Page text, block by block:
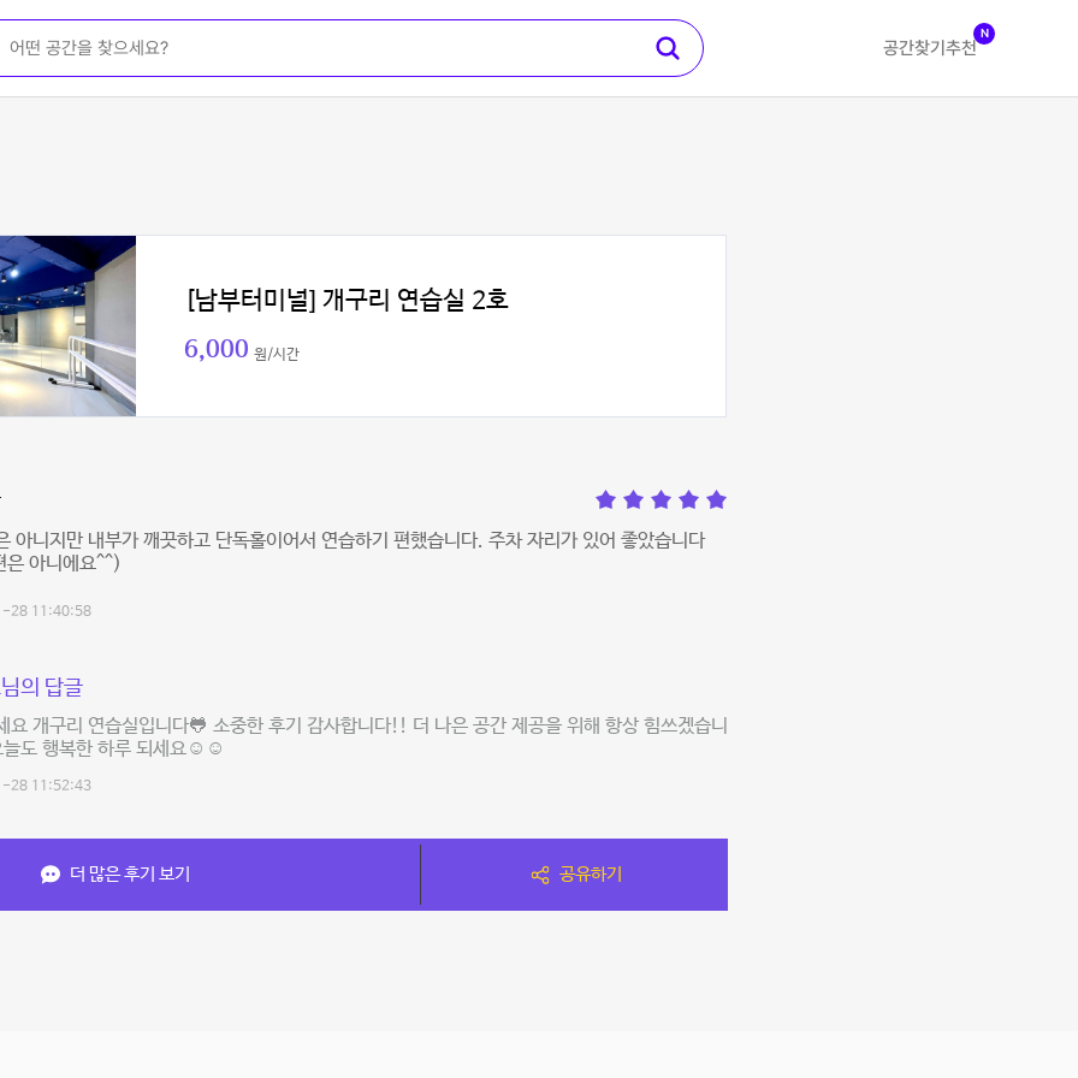
공간찾기 추천
N
[남부터미널] 개구리 연습실 2호
6,000 원/시간
아니지만 내부가 깨끗하고 단독홀이어서 연습하기 편했습니다. 주차 자리가 있어 좋았습니다
은 아니에요^^)
28 11:40:58
의 답글
요 개구리 연습실입니다🐸 소중한 후기 감사합니다!! 더 나은 공간 제공을 위해 항상 힘쓰겠습니
도 행복한 하루 되세요☺️☺️
28 11:52:43
더 많은 후기 보기 공유하기